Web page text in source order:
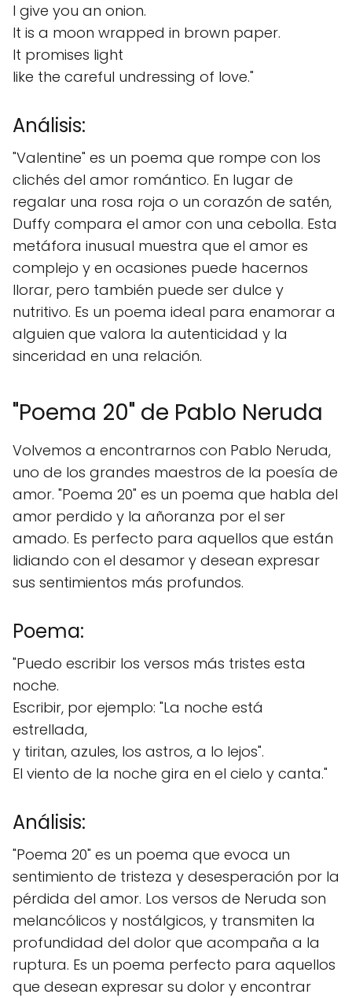
I give you an onion.
It is a moon wrapped in brown paper.
It promises light
like the careful undressing of love."
Análisis:
"Valentine" es un poema que rompe con los
clichés del amor romántico. En lugar de
regalar una rosa roja o un corazón de satén,
Duffy compara el amor con una cebolla. Esta
metáfora inusual muestra que el amor es
complejo y en ocasiones puede hacernos
llorar, pero también puede ser dulce y
nutritivo. Es un poema ideal para enamorar a
alguien que valora la autenticidad y la
sinceridad en una relación.
"Poema 20" de Pablo Neruda
Volvemos a encontrarnos con Pablo Neruda,
uno de los grandes maestros de la poesía de
amor. "Poema 20" es un poema que habla del
amor perdido y la añoranza por el ser
amado. Es perfecto para aquellos que están
lidiando con el desamor y desean expresar
sus sentimientos más profundos.
Poema:
"Puedo escribir los versos más tristes esta
noche.
Escribir, por ejemplo: "La noche está
estrellada,
y tiritan, azules, los astros, a lo lejos".
El viento de la noche gira en el cielo y canta."
Análisis:
"Poema 20" es un poema que evoca un
sentimiento de tristeza y desesperación por la
pérdida del amor. Los versos de Neruda son
melancólicos y nostálgicos, y transmiten la
profundidad del dolor que acompaña a la
ruptura. Es un poema perfecto para aquellos
que desean expresar su dolor y encontrar